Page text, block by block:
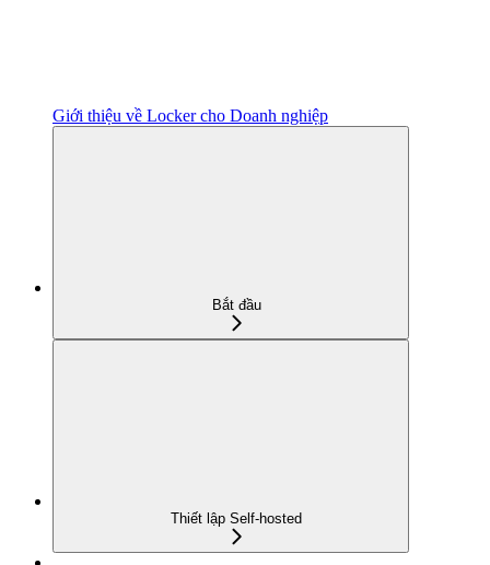
Giới thiệu về Locker cho Doanh nghiệp
Bắt đầu
Thiết lập Self-hosted